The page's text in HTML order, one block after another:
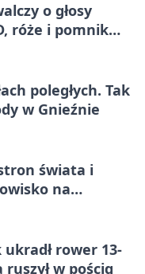
o głosy
róże i pomnik
poległych. Tak
w Gnieźnie
świata i
na
rower 13-
w pościg